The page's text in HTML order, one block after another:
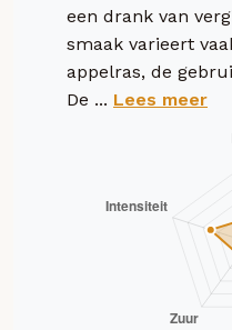
een drank van
smaak varieert
appelras, de
De ... Lees meer